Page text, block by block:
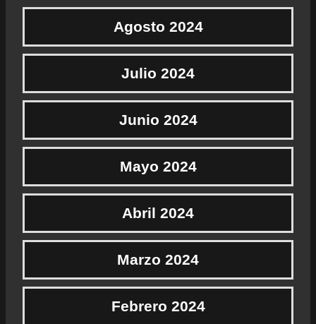
Agosto 2024
Julio 2024
Junio 2024
Mayo 2024
Abril 2024
Marzo 2024
Febrero 2024